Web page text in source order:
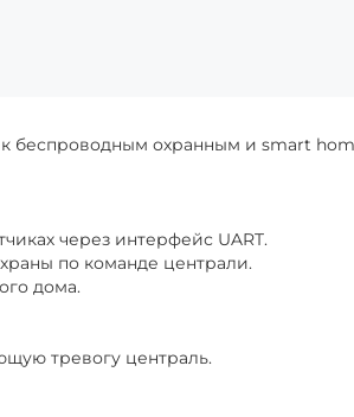
беспроводным охранным и smart
через интерфейс UART.
по команде централи.
дома.
тревогу централь.